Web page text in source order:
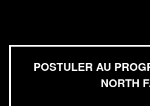
POSTULER AU
NORTH